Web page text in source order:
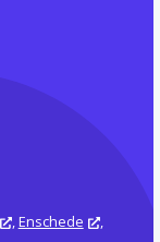
,Enschede
,